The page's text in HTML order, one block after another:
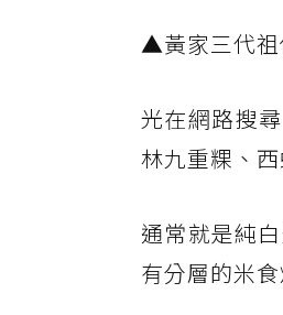
▲黃家三代祖
光在網路搜
林九重粿、
通常就是純
有分層的米